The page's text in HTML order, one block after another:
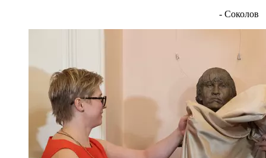
- Соколов